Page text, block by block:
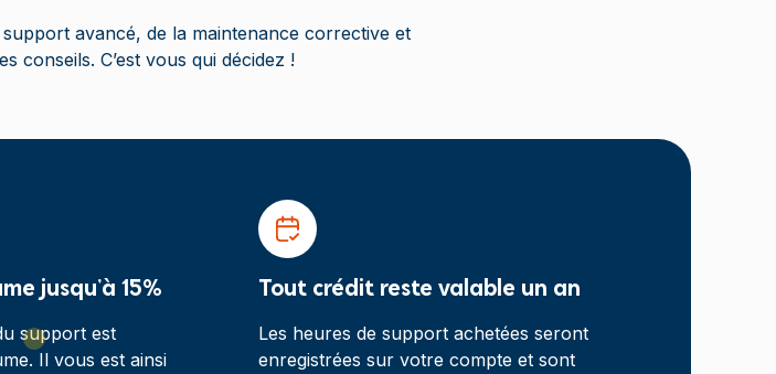
avancé, de la maintenance corrective et
conseils. C’est vous qui décidez !
jusqu’à 15%
support est
Il vous est ainsi
Tout crédit reste valable un an
Les heures de support achetées seront
enregistrées sur votre compte et sont